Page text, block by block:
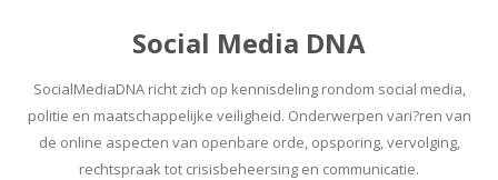
Social Media DNA
SocialMediaDNA richt zich op kennisdeling rondom social media,
politie en maatschappelijke veiligheid. Onderwerpen vari?ren van
de online aspecten van openbare orde, opsporing, vervolging,
rechtspraak tot crisisbeheersing en communicatie.